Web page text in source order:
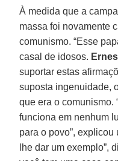
À medida que a
massa foi novamente
comunismo. “Esse
casal de idosos.
suportar estas
suposta ingenuidade,
que era o comunismo.
funciona em nenhum
para o povo”, explicou
lhe dar um exemplo”,